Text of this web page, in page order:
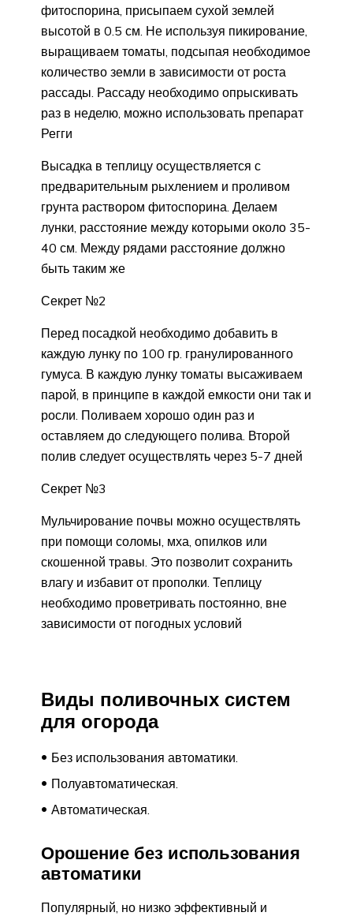
фитоспорина, присыпаем сухой землей
высотой в 0.5 см. Не используя пикирование,
выращиваем томаты, подсыпая необходимое
количество земли в зависимости от роста
рассады. Рассаду необходимо опрыскивать
раз в неделю, можно использовать препарат
Регги
Высадка в теплицу осуществляется с
предварительным рыхлением и проливом
грунта раствором фитоспорина. Делаем
лунки, расстояние между которыми около 35-
40 см. Между рядами расстояние должно
быть таким же
Секрет №2
Перед посадкой необходимо добавить в
каждую лунку по 100 гр. гранулированного
гумуса. В каждую лунку томаты высаживаем
парой, в принципе в каждой емкости они так и
росли. Поливаем хорошо один раз и
оставляем до следующего полива. Второй
полив следует осуществлять через 5-7 дней
Секрет №3
Мульчирование почвы можно осуществлять
при помощи соломы, мха, опилков или
скошенной травы. Это позволит сохранить
влагу и избавит от прополки. Теплицу
необходимо проветривать постоянно, вне
зависимости от погодных условий
Виды поливочных систем
для огорода
Без использования автоматики.
Полуавтоматическая.
Автоматическая.
Орошение без использования
автоматики
Популярный, но низко эффективный и